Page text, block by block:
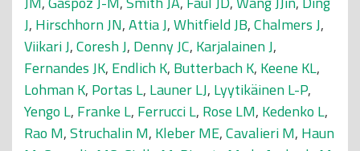
J, Hirschhorn JN,Attia J,Whitfield JB,Chalmers J,
Viikari J,Coresh J, Denny JC, Karjalainen J,
Fernandes JK, Endlich K, Butterbach K, Keene KL,
Lohman K, Portas L, Launer LJ, Lyytikäinen L-P,
Yengo L, Franke L, Ferrucci L, Rose LM, Kedenko L,
Rao M,Struchalin M, Kleber ME,Cavalieri M, Haun